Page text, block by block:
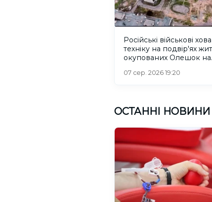
Російські військові
техніку на подвір'ях
окупованих Олешок на
07 сер. 2026 19:20
ОСТАННІ НОВИНИ